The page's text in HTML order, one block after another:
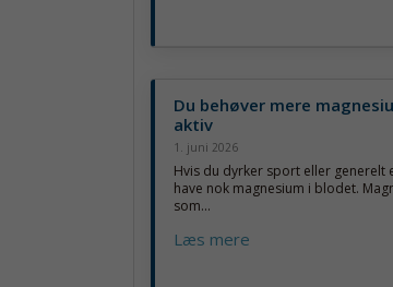
Du behøver mere
aktiv
1. juni 2026
Hvis du dyrker sport eller generelt
have nok magnesium i blodet.
som...
Læs mere